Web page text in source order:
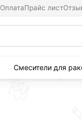
ОплатаПрайс лист
Смесители для